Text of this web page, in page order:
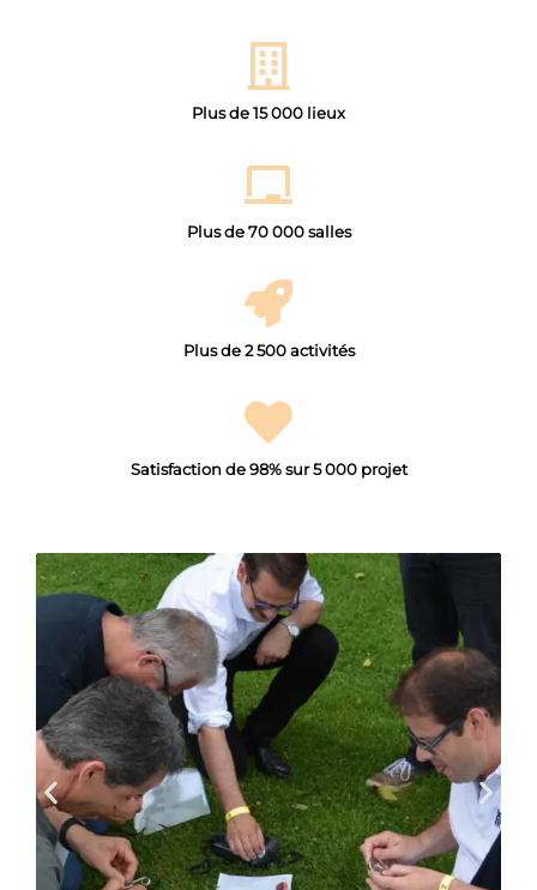
Plus de 15 000 lieux
Plus de 70 000 salles
Plus de 2 500 activités
Satisfaction de 98% sur 5 000 projet